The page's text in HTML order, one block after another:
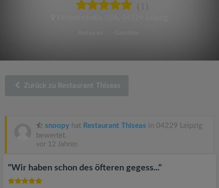
(1)
Zurück zu Restaurant Thiseas
snoopy hat Restaurant Thiseas in 04229 Leipzig
bewertet.
vor 12 Jahren
"Wir haben schon des öfteren gegess..."